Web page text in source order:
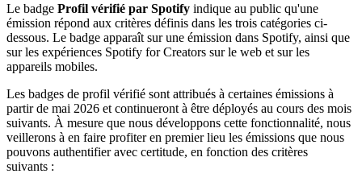
Le badge Profil vérifié par Spotify indique au public qu'une
émission répond aux critères définis dans les trois catégories ci-
dessous. Le badge apparaît sur une émission dans Spotify, ainsi que
sur les expériences Spotify for Creators sur le web et sur les
appareils mobiles.
Les badges de profil vérifié sont attribués à certaines émissions à
partir de mai 2026 et continueront à être déployés au cours des mois
suivants. À mesure que nous développons cette fonctionnalité, nous
veillerons à en faire profiter en premier lieu les émissions que nous
pouvons authentifier avec certitude, en fonction des critères
suivants :